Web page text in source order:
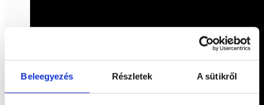
Beleegyezés Részletek A sütikről